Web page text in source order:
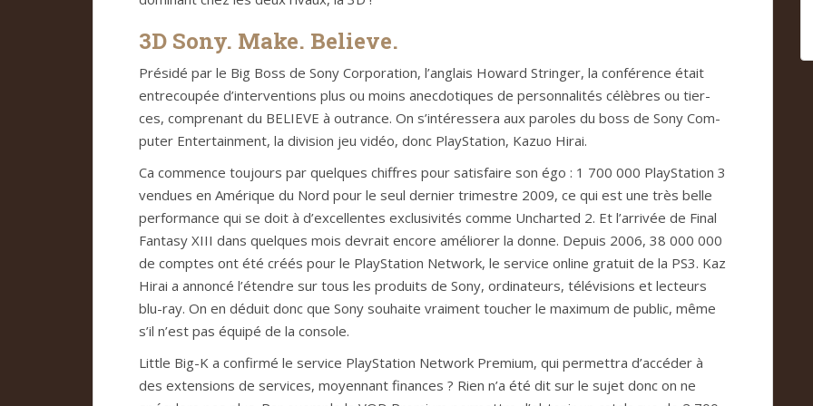
3D Sony. Make. Believe.
Pré­sidé par le Big Boss de Sony Cor­po­ra­tion, l’anglais Howard Strin­ger, la con­fé­rence était
entre­cou­pée d’inter­ven­tions plus ou moins anec­do­ti­ques de per­son­na­li­tés célè­bres ou tier­
ces, com­pre­nant du BELIEVE à outrance. On s’inté­res­sera aux paro­les du boss de Sony Com­
pu­ter Enter­tain­ment, la divi­sion jeu vidéo, donc PlayS­ta­tion, Kazuo Hirai.
Ca com­mence tou­jours par quel­ques chif­fres pour satis­faire son égo : 1 700 000 PlayS­ta­tion 3
ven­dues en Amé­ri­que du Nord pour le seul der­nier tri­mes­tre 2009, ce qui est une très belle
per­for­mance qui se doit à d’excel­len­tes exclu­si­vi­tés comme Unchar­ted 2. Et l’arri­vée de Final
Fan­tasy XIII dans quel­ques mois devrait encore amé­lio­rer la donne. Depuis 2006, 38 000 000
de comp­tes ont été créés pour le PlayS­ta­tion Net­work, le ser­vice online gra­tuit de la PS3. Kaz
Hirai a annoncé l’éten­dre sur tous les pro­duits de Sony, ordi­na­teurs, télé­vi­sions et lec­teurs
blu-ray. On en déduit donc que Sony sou­haite vrai­ment tou­cher le maxi­mum de public, même
s’il n’est pas équipé de la con­sole.
Lit­tle Big-K a con­firmé le ser­vice PlayS­ta­tion Net­work Pre­mium, qui per­met­tra d’accé­der à
des exten­sions de ser­vi­ces, moyen­nant finan­ces ? Rien n’a été dit sur le sujet donc on ne